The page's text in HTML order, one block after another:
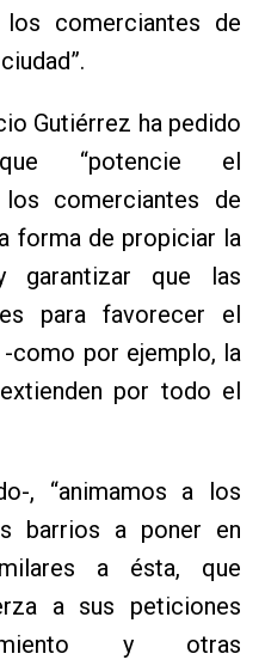
comerciantes de
Gutiérrez ha pedido
“potencie el
comerciantes de
forma de propiciar la
garantizar que las
para favorecer el
como por ejemplo, la
por todo el
, “animamos a los
barrios a poner en
a ésta, que
a sus peticiones
y otras